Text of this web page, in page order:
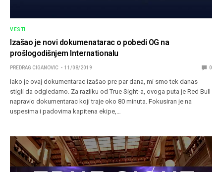
VESTI
Izašao je novi dokumenatarac o pobedi OG na
prošlogodišnjem Internationalu
PREDRAG CIGANOVIC 11/08/2019 0
Iako je ovaj dokumentarac izašao pre par dana, mi smo tek danas
stigli da odgledamo. Za razliku od True Sight-a, ovoga puta je Red Bull
napravio dokumentarac koji traje oko 80 minuta. Fokusiran je na
uspesima i padovima kapitena ekipe,…